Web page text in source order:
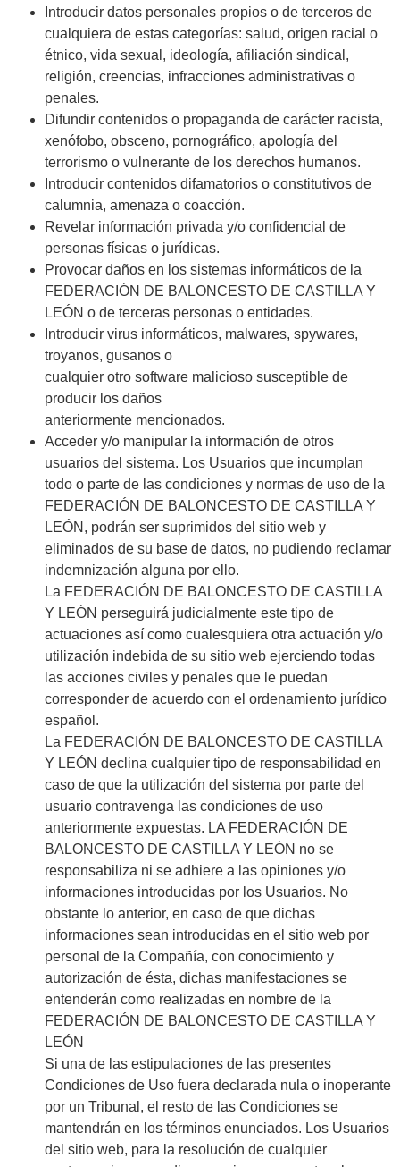
Introducir datos personales propios o de terceros de
cualquiera de estas categorías: salud, origen racial o
étnico, vida sexual, ideología, afiliación sindical,
religión, creencias, infracciones administrativas o
penales.
Difundir contenidos o propaganda de carácter racista,
xenófobo, obsceno, pornográfico, apología del
terrorismo o vulnerante de los derechos humanos.
Introducir contenidos difamatorios o constitutivos de
calumnia, amenaza o coacción.
Revelar información privada y/o confidencial de
personas físicas o jurídicas.
Provocar daños en los sistemas informáticos de la
FEDERACIÓN DE BALONCESTO DE CASTILLA Y
LEÓN o de terceras personas o entidades.
Introducir virus informáticos, malwares, spywares,
troyanos, gusanos o
cualquier otro software malicioso susceptible de
producir los daños
anteriormente mencionados.
Acceder y/o manipular la información de otros
usuarios del sistema. Los Usuarios que incumplan
todo o parte de las condiciones y normas de uso de la
FEDERACIÓN DE BALONCESTO DE CASTILLA Y
LEÓN, podrán ser suprimidos del sitio web y
eliminados de su base de datos, no pudiendo reclamar
indemnización alguna por ello.
La FEDERACIÓN DE BALONCESTO DE CASTILLA
Y LEÓN perseguirá judicialmente este tipo de
actuaciones así como cualesquiera otra actuación y/o
utilización indebida de su sitio web ejerciendo todas
las acciones civiles y penales que le puedan
corresponder de acuerdo con el ordenamiento jurídico
español.
La FEDERACIÓN DE BALONCESTO DE CASTILLA
Y LEÓN declina cualquier tipo de responsabilidad en
caso de que la utilización del sistema por parte del
usuario contravenga las condiciones de uso
anteriormente expuestas. LA FEDERACIÓN DE
BALONCESTO DE CASTILLA Y LEÓN no se
responsabiliza ni se adhiere a las opiniones y/o
informaciones introducidas por los Usuarios. No
obstante lo anterior, en caso de que dichas
informaciones sean introducidas en el sitio web por
personal de la Compañía, con conocimiento y
autorización de ésta, dichas manifestaciones se
entenderán como realizadas en nombre de la
FEDERACIÓN DE BALONCESTO DE CASTILLA Y
LEÓN
Si una de las estipulaciones de las presentes
Condiciones de Uso fuera declarada nula o inoperante
por un Tribunal, el resto de las Condiciones se
mantendrán en los términos enunciados. Los Usuarios
del sitio web, para la resolución de cualquier